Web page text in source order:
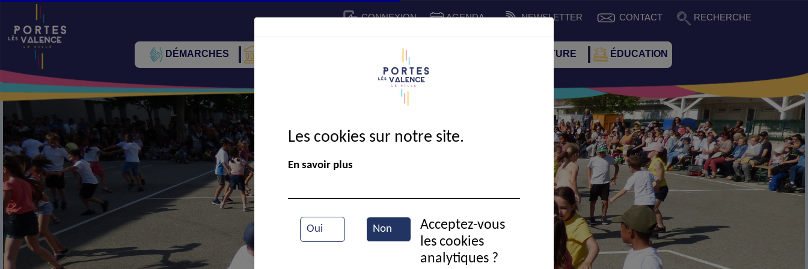
CONNEXION AGENDA NEWSLETTER CONTACT RECHERCHE
DÉMARCHES CADRE DE VIE SPORT ET CULTURE ÉDUCATION
Dans la cour de l'école Joliot-Curie
Les cookies sur notre site.
En savoir plus
Oui Non
Acceptez-vous
les cookies
analytiques ?